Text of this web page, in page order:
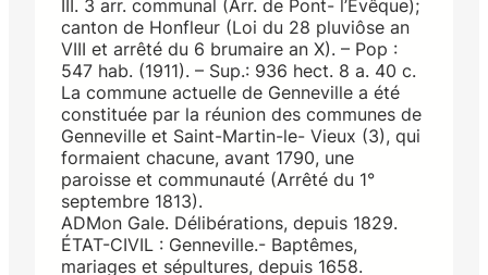
III. 3 arr. communal (Arr. de Pont- l’Évêque);
canton de Honfleur (Loi du 28 pluviôse an
VIII et arrêté du 6 brumaire an X). – Pop :
547 hab. (1911). – Sup.: 936 hect. 8 a. 40 c.
La commune actuelle de Genneville a été
constituée par la réunion des communes de
Genneville et Saint-Martin-le- Vieux (3), qui
formaient chacune, avant 1790, une
paroisse et communauté (Arrêté du 1°
septembre 1813).
ADMon Gale. Délibérations, depuis 1829.
ÉTAT-CIVIL : Genneville.- Baptêmes,
mariages et sépultures, depuis 1658.